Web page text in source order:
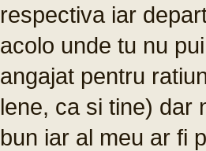
respectiva iar
acolo unde tu nu
angajat pentru
lene, ca si tine) dar
bun iar al meu ar fi